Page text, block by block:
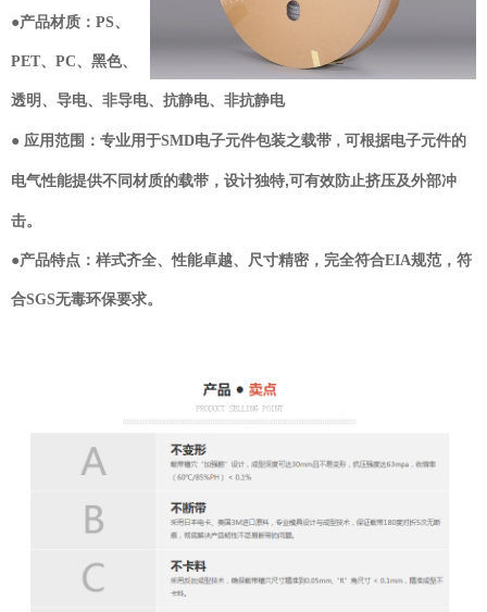
●产品材质：PS、
PET、PC、黑色、
透明、导电、非导电、抗静电、非抗静电
● 应用范围：专业用于SMD电子元件包装之载带 ， 可根据电子元件的
电气性能提供不同材质的载带，设计独特,可有效防止挤压及外部冲
击。
●产品特点：样式齐全、性能卓越、尺寸精密，完全符合EIA规范，符
合SGS无毒环保要求。